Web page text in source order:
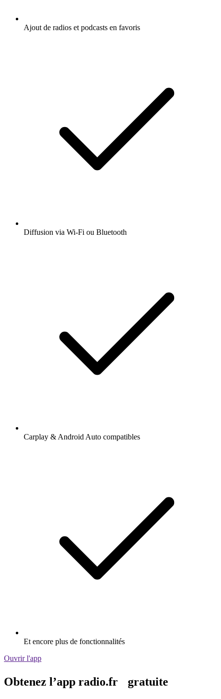
Ajout de radios et podcasts en favoris
Diffusion via Wi-Fi ou Bluetooth
Carplay & Android Auto compatibles
Et encore plus de fonctionnalités
Ouvrir l'app
Obtenez l’app radio.fr gratuite